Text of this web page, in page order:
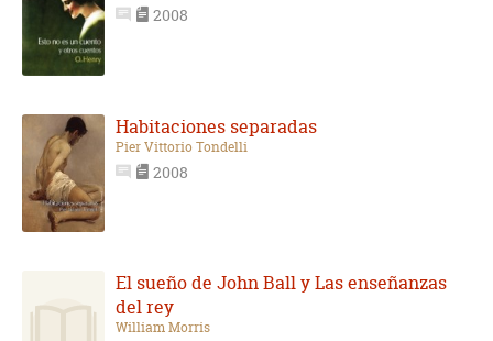
2008
Habitaciones separadas
Pier Vittorio Tondelli
2008
El sueño de John Ball y Las enseñanzas
del rey
William Morris